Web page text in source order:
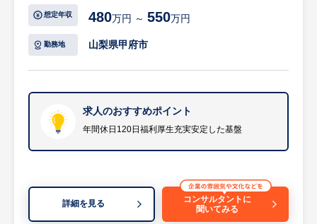
・施工計画
・工程管理
・発注業務
・原価管理
※メインはスーパーマーケットやコンビニな
日から2週間ほどで終わるケースもございま
想定年収 480万円 ～ 550万円
勤務地 山梨県甲府市
求人のおすすめポイント
年間休日120日福利厚生充実安定した基盤
詳細を見る
コンサルタントに
聞いてみる